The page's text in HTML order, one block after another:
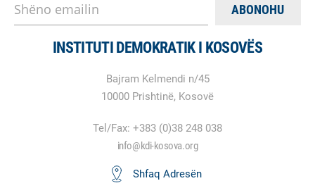
Shëno emailin
INSTITUTI DEMOKRATIK I KOSOVËS
Bajram Kelmendi n/45
10000 Prishtinë, Kosovë
Tel/Fax: +383 (0)38 248 038
info@kdi-kosova.org
Shfaq Adresën